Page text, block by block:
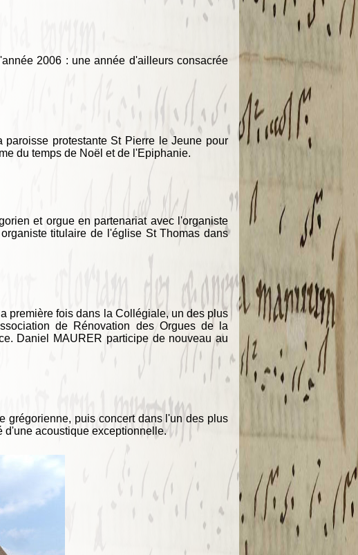
2006 : une année d'ailleurs consacrée
protestante St Pierre le Jeune pour
du temps de Noël et de l'Epiphanie.
et orgue en partenariat avec l'organiste
titulaire de l'église St Thomas dans
première fois dans la Collégiale, un des plus
de Rénovation des Orgues de la
Daniel MAURER participe de nouveau au
grégorienne, puis concert dans l'un des plus
d'une acoustique exceptionnelle.